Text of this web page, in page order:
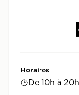
Horaires
De 10h à 20h